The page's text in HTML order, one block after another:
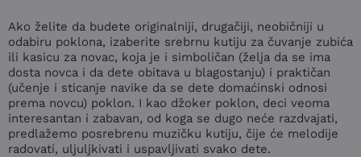
Ako želite da budete originalniji, drugačiji, neobičniji u
odabiru poklona, izaberite srebrnu kutiju za čuvanje zubića
ili kasicu za novac, koja je i simboličan (želja da se ima
dosta novca i da dete obitava u blagostanju) i praktičan
(učenje i sticanje navike da se dete domaćinski odnosi
prema novcu) poklon. I kao džoker poklon, deci veoma
interesantan i zabavan, od koga se dugo neće razdvajati,
predlažemo posrebrenu muzičku kutiju, čije će melodije
radovati, uljuljkivati i uspavljivati svako dete.